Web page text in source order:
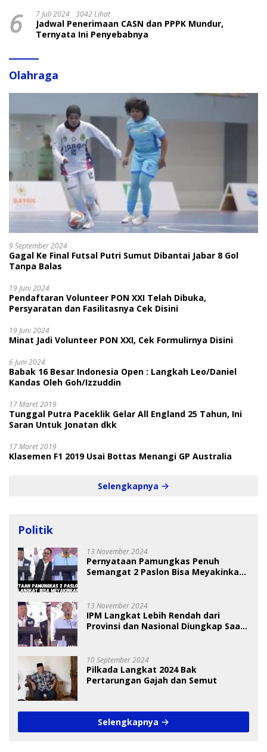
6 7 Juli 2024 3042 Lihat
Jadwal Penerimaan CASN dan PPPK Mundur,
Ternyata Ini Penyebabnya
Olahraga
9 September 2024
Gagal Ke Final Futsal Putri Sumut Dibantai Jabar 8 Gol
Tanpa Balas
19 Juni 2024
Pendaftaran Volunteer PON XXI Telah Dibuka,
Persyaratan dan Fasilitasnya Cek Disini
19 Juni 2024
Minat Jadi Volunteer PON XXI, Cek Formulirnya Disini
6 Juni 2024
Babak 16 Besar Indonesia Open : Langkah Leo/Daniel
Kandas Oleh Goh/Izzuddin
17 Maret 2019
Tunggal Putra Paceklik Gelar All England 25 Tahun, Ini
Saran Untuk Jonatan dkk
17 Maret 2019
Klasemen F1 2019 Usai Bottas Menangi GP Australia
Selengkapnya
Politik
13 November 2024
Pernyataan Pamungkas Penuh
Semangat 2 Paslon Bisa Meyakinkan
13 November 2024
IPM Langkat Lebih Rendah dari
Provinsi dan Nasional Diungkap Saat
10 September 2024
Pilkada Langkat 2024 Bak
Pertarungan Gajah dan Semut
Selengkapnya